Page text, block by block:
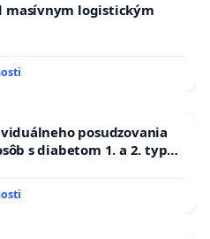
masívnym logistickým
posudzovania
s diabetom 1. a 2. typu
zboru SR